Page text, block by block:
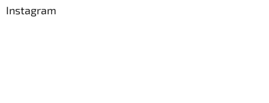
Instagram